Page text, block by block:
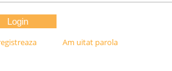
Am uitat parola